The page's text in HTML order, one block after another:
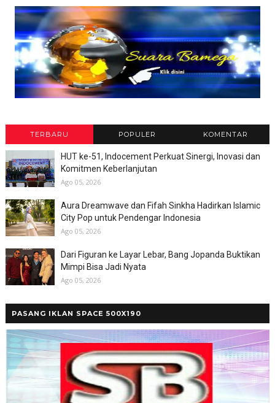
TERBARU POPULER KOMENTAR
HUT ke-51, Indocement Perkuat Sinergi, Inovasi dan
Komitmen Keberlanjutan
Ago 05, 2026
Aura Dreamwave dan Fifah Sinkha Hadirkan Islamic
City Pop untuk Pendengar Indonesia
Ago 05, 2026
Dari Figuran ke Layar Lebar, Bang Jopanda Buktikan
Mimpi Bisa Jadi Nyata
Ago 05, 2026
PASANG IKLAN SPACE 500X190